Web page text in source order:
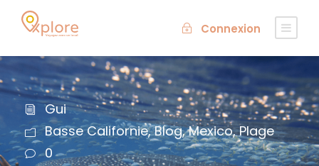
Connexion
Gui
Basse Californie, Blog, Mexico, Plage
0